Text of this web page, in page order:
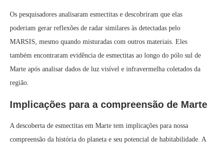
Os pesquisadores analisaram esmectitas e descobriram que elas
poderiam gerar reflexões de radar similares às detectadas pelo
MARSIS, mesmo quando misturadas com outros materiais. Eles
também encontraram evidência de esmectitas ao longo do pólo sul de
Marte após analisar dados de luz visível e infravermelha coletados da
região.
Implicações para a compreensão de Marte
A descoberta de esmectitas em Marte tem implicações para nossa
compreensão da história do planeta e seu potencial de habitabilidade. A